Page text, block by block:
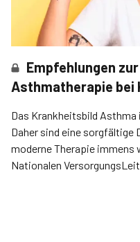
Empfehlungen
Asthmatherapie bei
Das Krankheitsbild
Daher sind eine sorgfältige
moderne Therapie immens
Nationalen